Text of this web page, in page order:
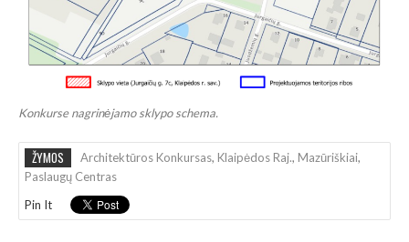
Konkurse nagrinėjamo sklypo schema.
ŽYMOS Architektūros Konkursas, Klaipėdos Raj., Mazūriškiai,
Paslaugų Centras
Pin It